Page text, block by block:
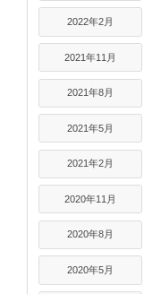
2022年2月
2021年11月
2021年8月
2021年5月
2021年2月
2020年11月
2020年8月
2020年5月